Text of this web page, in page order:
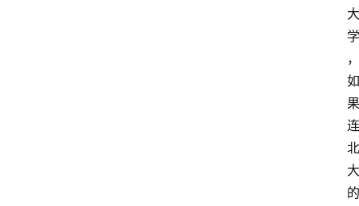
大
学
，
如
果
连
北
大
的